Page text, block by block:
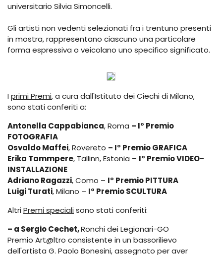
universitario Silvia Simoncelli.
Gli artisti non vedenti selezionati fra i trentuno presenti
in mostra, rappresentano ciascuno una particolare
forma espressiva o veicolano uno specifico significato.
Iprimi Premi, a cura dall'Istituto dei Ciechi di Milano,
sono stati conferiti a:
Antonella Cappabianca, Roma – I° Premio
FOTOGRAFIA
Osvaldo Maffei, Rovereto – I° Premio GRAFICA
Erika Tammpere, Tallinn, Estonia – I° Premio VIDEO-
INSTALLAZIONE
Adriano Ragazzi, Como – I° Premio PITTURA
Luigi Turati, Milano – I° Premio SCULTURA
AltriPremi specialisono stati conferiti:
– a Sergio Cechet,Ronchi dei Legionari-GO
Premio Art@ltro consistente in un bassorilievo
dell'artista G. Paolo Bonesini, assegnato per aver